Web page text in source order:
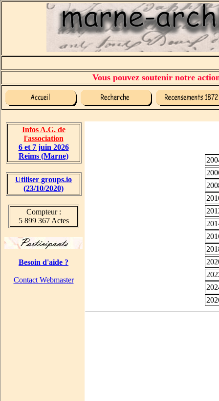
Vous pouvez soutenir notre
Infos A.G. de
l'association
6 et 7 juin 2026
Reims (Marne)
Utiliser groups.io
(23/10/2020)
Compteur :
5 899 367 Actes
Besoin d'aide ?
Contact Webmaster